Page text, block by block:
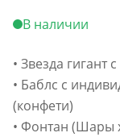
В наличии
• Звезда
• Баблс с
(конфети)
• Фонтан (Шары